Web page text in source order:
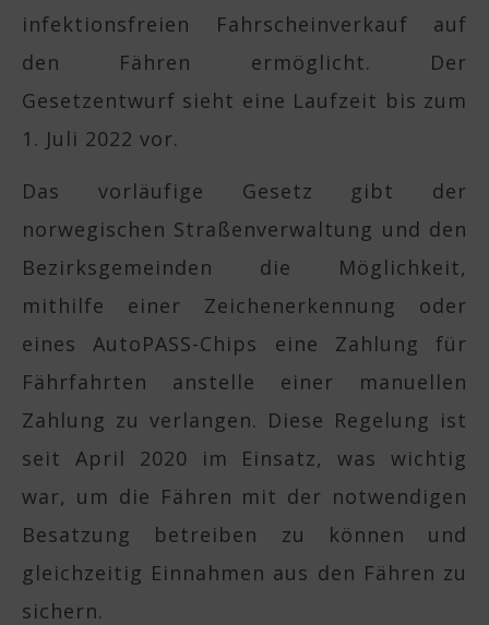
infektionsfreien Fahrscheinverkauf auf
den Fähren ermöglicht. Der
Gesetzentwurf sieht eine Laufzeit bis zum
1. Juli 2022 vor.
Das vorläufige Gesetz gibt der
norwegischen Straßenverwaltung und den
Bezirksgemeinden die Möglichkeit,
mithilfe einer Zeichenerkennung oder
eines AutoPASS-Chips eine Zahlung für
Fährfahrten anstelle einer manuellen
Zahlung zu verlangen. Diese Regelung ist
seit April 2020 im Einsatz, was wichtig
war, um die Fähren mit der notwendigen
Besatzung betreiben zu können und
gleichzeitig Einnahmen aus den Fähren zu
sichern.